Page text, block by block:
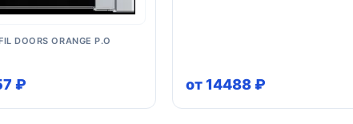
DOORS ORANGE P.O
₽ от 14488 ₽